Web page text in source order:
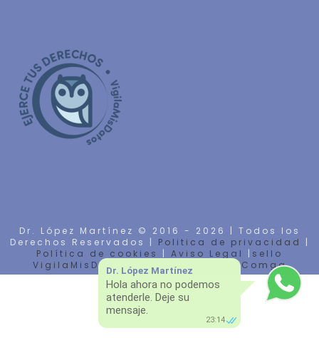
Dr. López Martínez © 2016 - 2026 | Todos los
Derechos Reservados | Politica de privacidad
|
Política de cookies
| Aviso Legal | sello
VigilaMisDatos | Diseño Web porComga
Dr. López Martínez
Hola ahora no podemos
atenderle. Deje su
mensaje.
23:14